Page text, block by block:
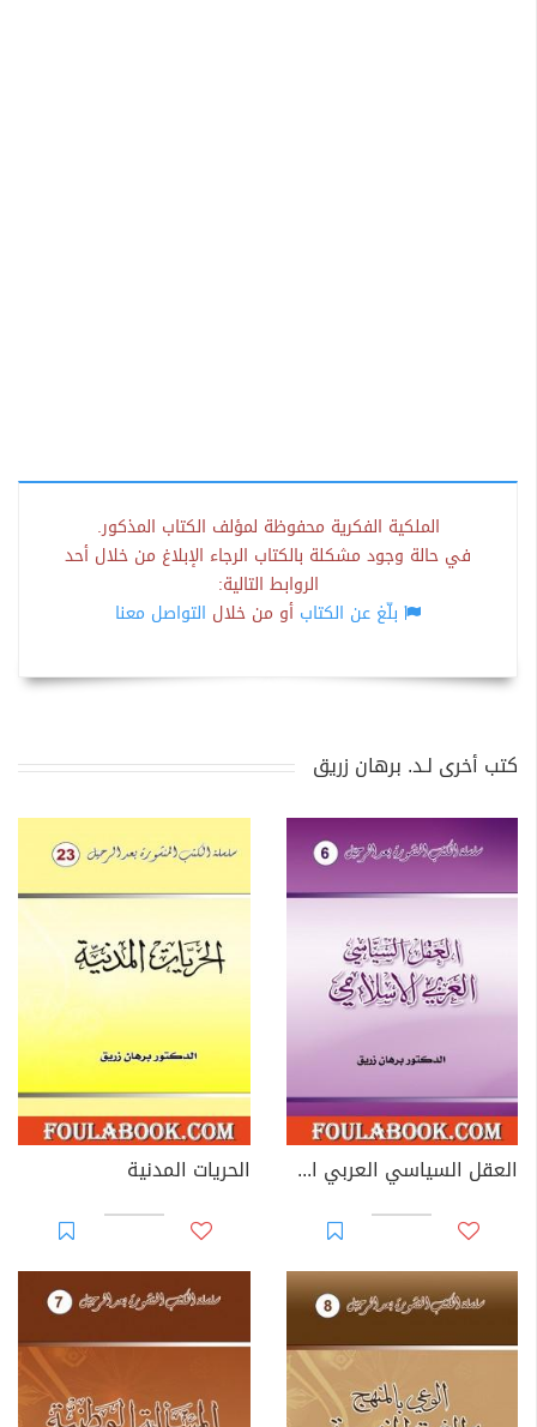
الملكية الفكرية محفوظة لمؤلف الكتاب المذكور.
في حالة وجود مشكلة بالكتاب الرجاء الإبلاغ من خلال أحد
الروابط التالية:
بلّغ عن الكتاب أو من خلال التواصل معنا
كتب أخرى لـد. برهان زريق
العقل السياسي العربي الإسلامي الحريات المدنية